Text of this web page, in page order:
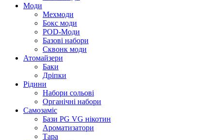
Моди
Мехмоди
Бокс моди
POD-Моди
Базові набори
Сквонк моди
Атомайзери
Баки
Дріпки
Рідини
Набори сольові
Органічні набори
Самозаміс
Бази PG VG нікотин
Ароматизатори
Тара